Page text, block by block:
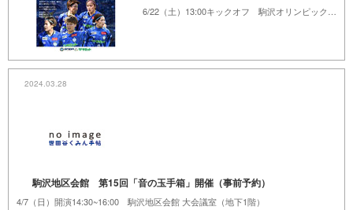
2024.03.28
駒沢地区会館 第15回「音の玉手箱」開催（事前予約）
4/7（日）開演14:30~16:00 駒沢地区会館 大会議室（地下1階）